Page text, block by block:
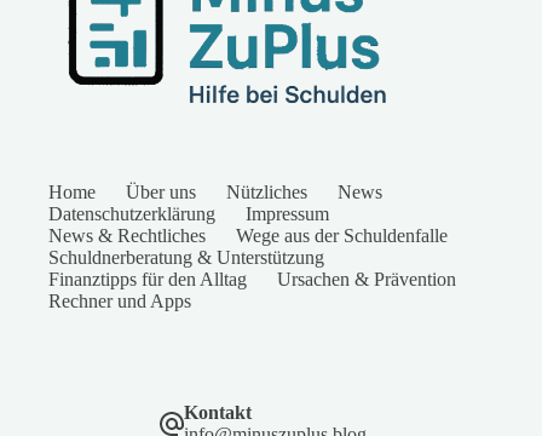
Home Über uns Nützliches
News
Datenschutzerklärung
Impressum
News & Rechtliches
Wege aus der Schuldenfalle
Schuldnerberatung & Unterstützung
Finanztipps für den Alltag
Ursachen & Prävention
Rechner und Apps
Kontakt